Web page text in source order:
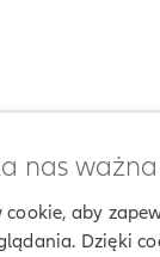
nas ważna
aby
Dzięki